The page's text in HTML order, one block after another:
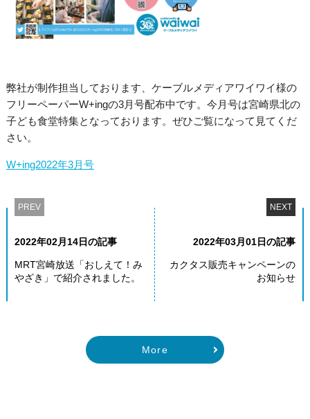
弊社が制作担当しております、ケーブルメディアワイワイ様の
フリーペーパーW+ingの3月号配布中です。今月号は宮崎県北の
子ども食堂特集となっております。ぜひご覧になって見てくだ
さい。
W+ing2022年3月号
PREV
2022年02月14日の記事
MRT宮崎放送「おしえて！み
やざき」で紹介されました。
NEXT
2022年03月01日の記事
カクタス販売キャンペーンの
お知らせ
More